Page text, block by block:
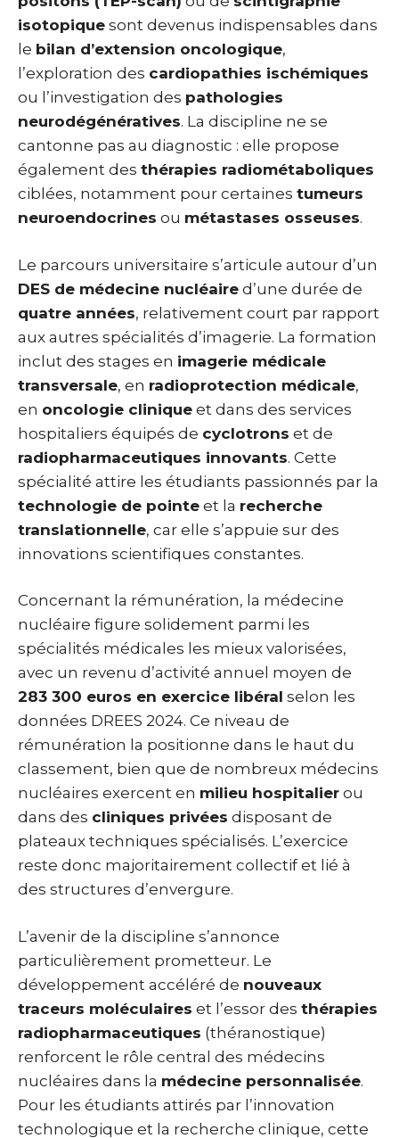
isotopique sont devenus indispensables dans
le bilan d’extension oncologique,
l’exploration des cardiopathies ischémiques
ou l’investigation des pathologies
neurodégénératives. La discipline ne se
cantonne pas au diagnostic : elle propose
également des thérapies radiométaboliques
ciblées, notamment pour certaines tumeurs
neuroendocrines ou métastases osseuses.
Le parcours universitaire s’articule autour d’un
DES de médecine nucléaire d’une durée de
quatre années, relativement court par rapport
aux autres spécialités d’imagerie. La formation
inclut des stages en imagerie médicale
transversale, en radioprotection médicale,
en oncologie clinique et dans des services
hospitaliers équipés de cyclotrons et de
radiopharmaceutiques innovants. Cette
spécialité attire les étudiants passionnés par la
technologie de pointe et la recherche
translationnelle, car elle s’appuie sur des
innovations scientifiques constantes.
Concernant la rémunération, la médecine
nucléaire figure solidement parmi les
spécialités médicales les mieux valorisées,
avec un revenu d’activité annuel moyen de
283 300 euros en exercice libéral selon les
données DREES 2024. Ce niveau de
rémunération la positionne dans le haut du
classement, bien que de nombreux médecins
nucléaires exercent en milieu hospitalier ou
dans des cliniques privées disposant de
plateaux techniques spécialisés. L’exercice
reste donc majoritairement collectif et lié à
des structures d’envergure.
L’avenir de la discipline s’annonce
particulièrement prometteur. Le
développement accéléré de nouveaux
traceurs moléculaires et l’essor des thérapies
radiopharmaceutiques (théranostique)
renforcent le rôle central des médecins
nucléaires dans la médecine personnalisée.
Pour les étudiants attirés par l’innovation
technologique et la recherche clinique, cette